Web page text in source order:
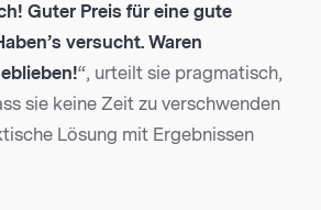
Guter Preis für eine gute
versucht. Waren
“, urteilt sie pragmatisch,
sie keine Zeit zu verschwenden
Lösung mit Ergebnissen